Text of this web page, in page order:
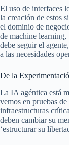
El uso de interfaces
la creación de estos
el dominio de
de machine learning,
debe seguir el
a las necesidades
De la
La IA agéntica está
vemos en pruebas
infraestructuras
deben cambiar su
‘estructurar su